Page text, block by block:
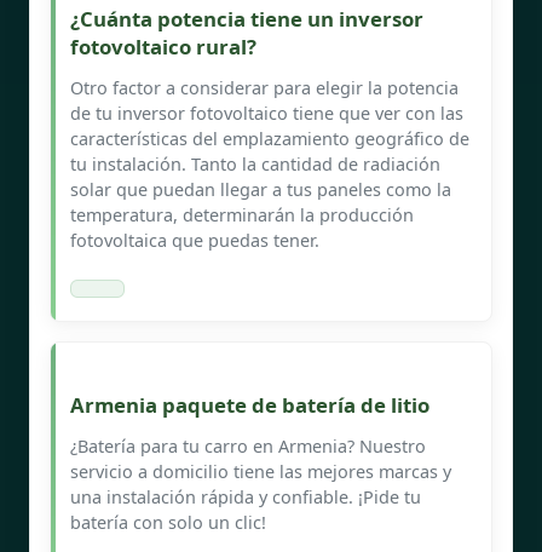
¿Cuánta potencia tiene un inversor
fotovoltaico rural?
Otro factor a considerar para elegir la potencia
de tu inversor fotovoltaico tiene que ver con las
características del emplazamiento geográfico de
tu instalación. Tanto la cantidad de radiación
solar que puedan llegar a tus paneles como la
temperatura, determinarán la producción
fotovoltaica que puedas tener.
Armenia paquete de batería de litio
¿Batería para tu carro en Armenia? Nuestro
servicio a domicilio tiene las mejores marcas y
una instalación rápida y confiable. ¡Pide tu
batería con solo un clic!